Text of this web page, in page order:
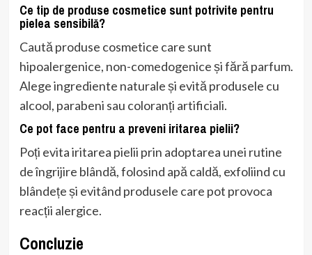
Ce tip de produse cosmetice sunt potrivite pentru
pielea sensibilă?
Caută produse cosmetice care sunt
hipoalergenice, non-comedogenice și fără parfum.
Alege ingrediente naturale și evită produsele cu
alcool, parabeni sau coloranți artificiali.
Ce pot face pentru a preveni iritarea pielii?
Poți evita iritarea pielii prin adoptarea unei rutine
de îngrijire blândă, folosind apă caldă, exfoliind cu
blândețe și evitând produsele care pot provoca
reacții alergice.
Concluzie